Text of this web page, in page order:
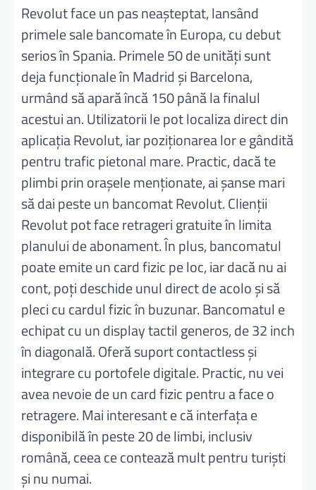
Revolut face un pas neașteptat, lansând
primele sale bancomate în Europa, cu debut
serios în Spania. Primele 50 de unități sunt
deja funcționale în Madrid și Barcelona,
urmând să apară încă 150 până la finalul
acestui an. Utilizatorii le pot localiza direct din
aplicația Revolut, iar poziționarea lor e gândită
pentru trafic pietonal mare. Practic, dacă te
plimbi prin orașele menționate, ai șanse mari
să dai peste un bancomat Revolut. Clienții
Revolut pot face retrageri gratuite în limita
planului de abonament. În plus, bancomatul
poate emite un card fizic pe loc, iar dacă nu ai
cont, poți deschide unul direct de acolo și să
pleci cu cardul fizic în buzunar. Bancomatul e
echipat cu un display tactil generos, de 32 inch
în diagonală. Oferă suport contactless și
integrare cu portofele digitale. Practic, nu vei
avea nevoie de un card fizic pentru a face o
retragere. Mai interesant e că interfața e
disponibilă în peste 20 de limbi, inclusiv
română, ceea ce contează mult pentru turiști
și nu numai.